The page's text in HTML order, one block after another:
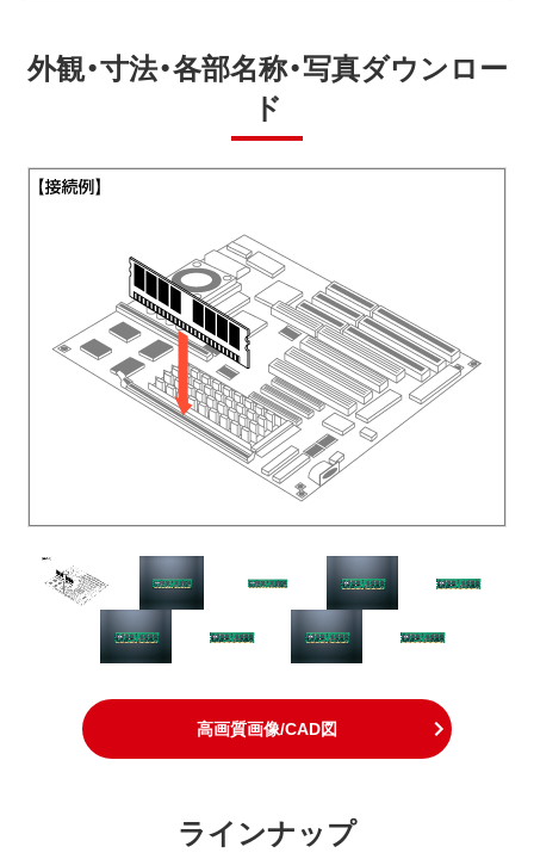
外観・寸法・各部名称・写真ダウンロー
ド
高画質画像/CAD図
ラインナップ